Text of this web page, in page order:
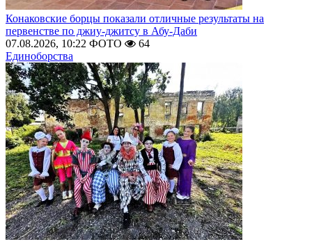
Конаковские борцы показали отличные результаты на
первенстве по джиу-джитсу в Абу-Даби
07.08.2026, 10:22 ФОТО
64
Единоборства